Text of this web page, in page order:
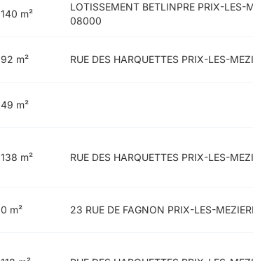
140 m²
LOTISSEMENT BETLINPRE PRIX-LES-
08000
92 m² RUE DES HARQUETTES PRIX-LES-
49 m²
138 m² RUE DES HARQUETTES PRIX-LES-
0 m² 23 RUE DE FAGNON PRIX-LES-